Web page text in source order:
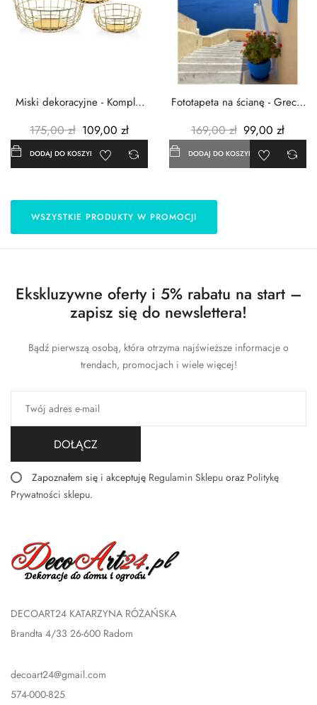
Miski dekoracyjne - Komplet
175,00 zł 109,00 zł
DODAJ DO KOSZYKA
Fototapeta na ścianę - Grecja
169,00 zł 99,00 zł
DODAJ DO KOSZYKA
WSZYSTKIE PRODUKTY W PROMOCJI
Ekskluzywne oferty i 5% rabatu na start –
zapisz się do newslettera!
Bądź pierwszą osobą, która otrzyma najświeższe informacje o
trendach, promocjach i wiele więcej!
DOŁĄCZ
Zapoznałem się i akceptuję Regulamin Sklepu oraz Politykę
Prywatności sklepu.
DECOART24 KATARZYNA RÓŻAŃSKA
Brandta 4/33 26-600 Radom
decoart24@gmail.com
574-000-825